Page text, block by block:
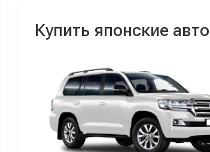
Купить японские